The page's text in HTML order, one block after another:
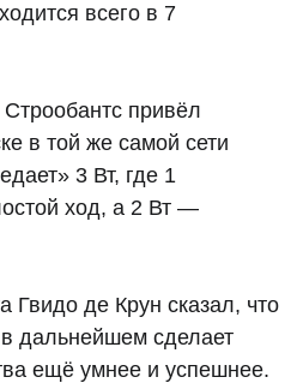
всего в 7
привёл
в той же самой сети
3 Вт, где 1
ход, а 2 Вт —
де Крун сказал, что
дальнейшем сделает
ещё умнее и успешнее.